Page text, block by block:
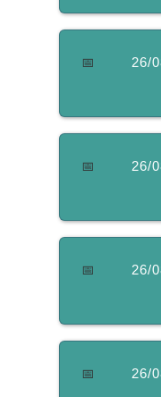
📅
26/
📅
26/
📅
26/
📅
26/